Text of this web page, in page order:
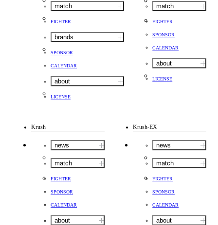
match
FIGHTER
brands
SPONSOR
CALENDAR
about
LICENSE
match
FIGHTER
SPONSOR
CALENDAR
about
LICENSE
Krush
news
match
FIGHTER
SPONSOR
CALENDAR
about
Krush-EX
news
match
FIGHTER
SPONSOR
CALENDAR
about